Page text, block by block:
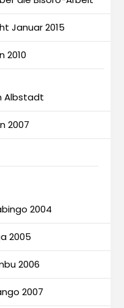
Januar 2015
2010
Albstadt
2007
2004
2005
2006
2007